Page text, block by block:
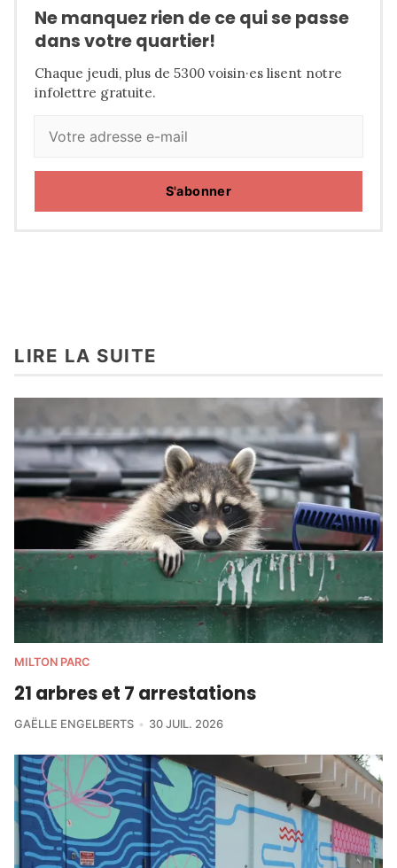
Ne manquez rien de ce qui se passe
dans votre quartier!
Chaque jeudi, plus de 5300 voisin·es lisent notre
infolettre gratuite.
S'abonner
LIRE LA SUITE
MILTON PARC
21 arbres et 7 arrestations
GAËLLE ENGELBERTS 30 JUIL. 2026